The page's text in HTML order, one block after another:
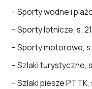
– Sporty wodne i
– Sporty lotnicze, s.
– Sporty motorowe,
– Szlaki turystyczne,
– Szlaki piesze PTTK,